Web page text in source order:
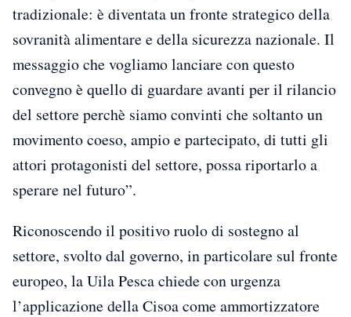
tradizionale: è diventata un fronte strategico della
sovranità alimentare e della sicurezza nazionale. Il
messaggio che vogliamo lanciare con questo
convegno è quello di guardare avanti per il rilancio
del settore perchè siamo convinti che soltanto un
movimento coeso, ampio e partecipato, di tutti gli
attori protagonisti del settore, possa riportarlo a
sperare nel futuro”.
Riconoscendo il positivo ruolo di sostegno al
settore, svolto dal governo, in particolare sul fronte
europeo, la Uila Pesca chiede con urgenza
l’applicazione della Cisoa come ammortizzatore